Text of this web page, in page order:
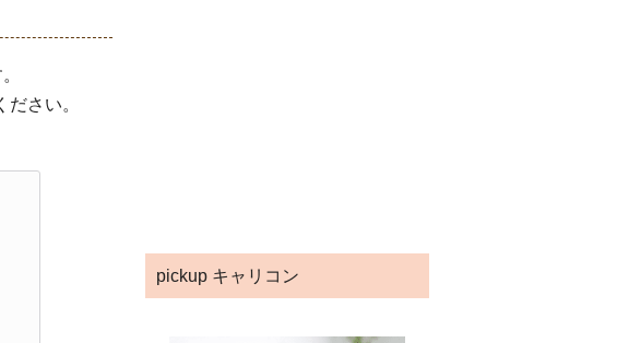
さい。
pickup キャリコン